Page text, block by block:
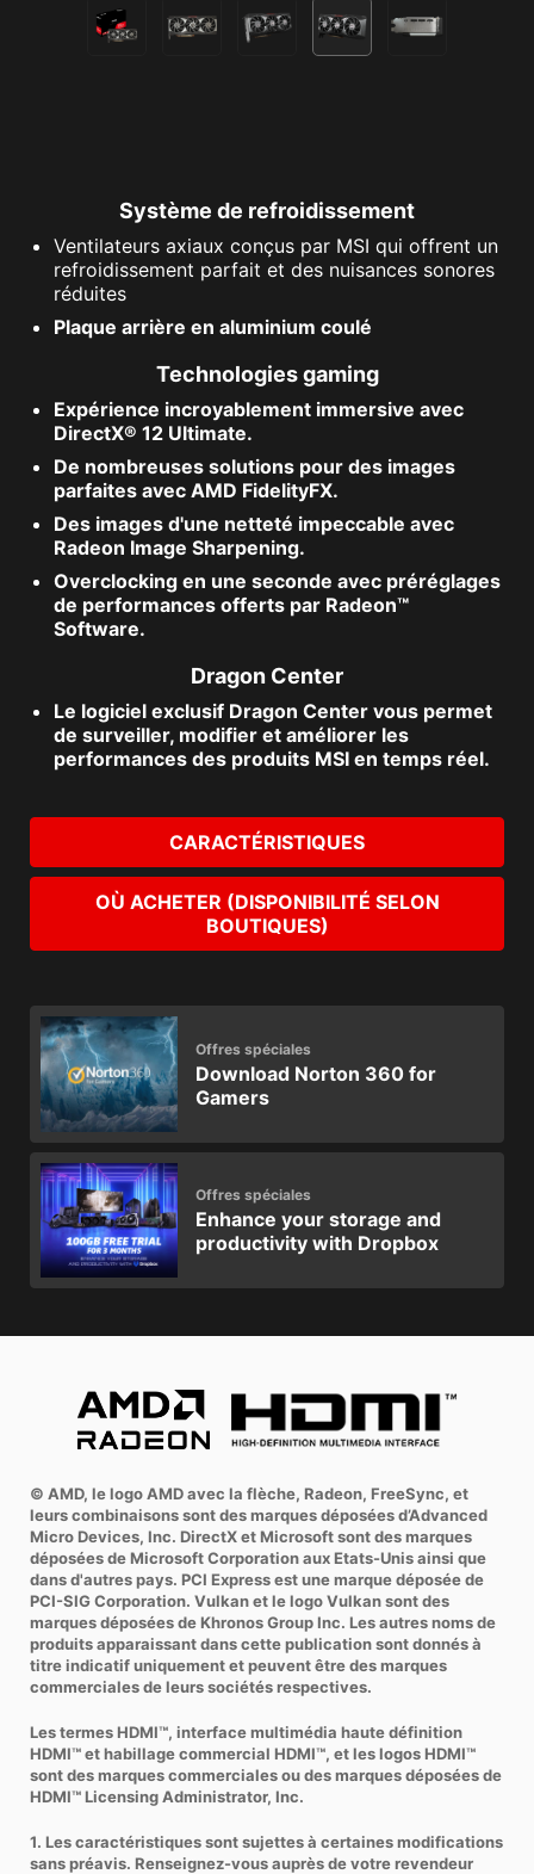
Système de refroidissement
Ventilateurs axiaux conçus par MSI qui offrent un
refroidissement parfait et des nuisances sonores
réduites
Plaque arrière en aluminium coulé
Technologies gaming
Expérience incroyablement immersive avec
DirectX® 12 Ultimate.
De nombreuses solutions pour des images
parfaites avec AMD FidelityFX.
Des images d'une netteté impeccable avec
Radeon Image Sharpening.
Overclocking en une seconde avec préréglages
de performances offerts par Radeon™
Software.
Dragon Center
Le logiciel exclusif Dragon Center vous permet
de surveiller, modifier et améliorer les
performances des produits MSI en temps réel.
CARACTÉRISTIQUES
OÙ ACHETER (DISPONIBILITÉ SELON
BOUTIQUES)
Offres spéciales
Download Norton 360 for
Gamers
Offres spéciales
Enhance your storage and
productivity with Dropbox
© AMD, le logo AMD avec la flèche, Radeon, FreeSync, et
leurs combinaisons sont des marques déposées d’Advanced
Micro Devices, Inc. DirectX et Microsoft sont des marques
déposées de Microsoft Corporation aux Etats-Unis ainsi que
dans d'autres pays. PCI Express est une marque déposée de
PCI-SIG Corporation. Vulkan et le logo Vulkan sont des
marques déposées de Khronos Group Inc. Les autres noms de
produits apparaissant dans cette publication sont donnés à
titre indicatif uniquement et peuvent être des marques
commerciales de leurs sociétés respectives.
Les termes HDMI™, interface multimédia haute définition
HDMI™ et habillage commercial HDMI™, et les logos HDMI™
sont des marques commerciales ou des marques déposées de
HDMI™ Licensing Administrator, Inc.
1. Les caractéristiques sont sujettes à certaines modifications
sans préavis. Renseignez-vous auprès de votre revendeur